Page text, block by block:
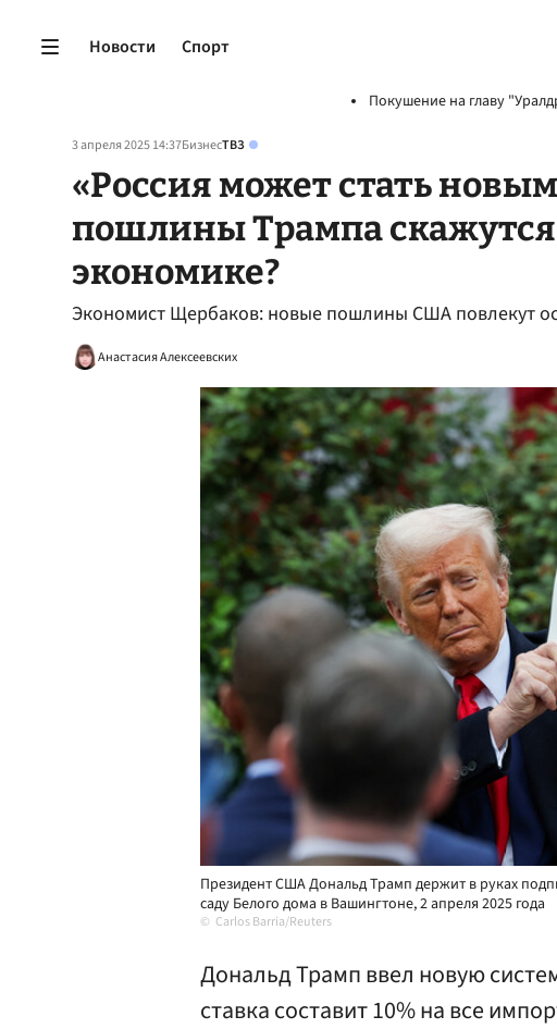
Новости Спорт
Покушение на главу
3 апреля 2025 14:37БизнесТВЗ
«Россия может стать
пошлины Трампа скажутся
экономике?
Экономист Щербаков: новые пошлины США повлекут
Анастасия Алексеевских
Президент США Дональд Трамп держит в руках
саду Белого дома в Вашингтоне, 2 апреля 2025 года
Carlos Barria/Reuters
Дональд Трамп ввел новую
ставка составит 10% на все